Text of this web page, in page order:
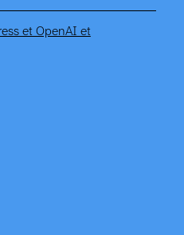
et OpenAI et